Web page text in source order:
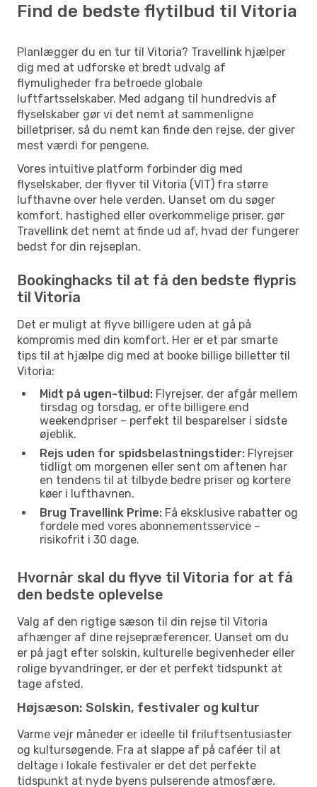
Find de bedste flytilbud til Vitoria
Planlægger du en tur til Vitoria? Travellink hjælper
dig med at udforske et bredt udvalg af
flymuligheder fra betroede globale
luftfartsselskaber. Med adgang til hundredvis af
flyselskaber gør vi det nemt at sammenligne
billetpriser, så du nemt kan finde den rejse, der giver
mest værdi for pengene.
Vores intuitive platform forbinder dig med
flyselskaber, der flyver til Vitoria (VIT) fra større
lufthavne over hele verden. Uanset om du søger
komfort, hastighed eller overkommelige priser, gør
Travellink det nemt at finde ud af, hvad der fungerer
bedst for din rejseplan.
Bookinghacks til at få den bedste flypris
til Vitoria
Det er muligt at flyve billigere uden at gå på
kompromis med din komfort. Her er et par smarte
tips til at hjælpe dig med at booke billige billetter til
Vitoria:
Midt på ugen-tilbud: Flyrejser, der afgår mellem
tirsdag og torsdag, er ofte billigere end
weekendpriser – perfekt til besparelser i sidste
øjeblik.
Rejs uden for spidsbelastningstider: Flyrejser
tidligt om morgenen eller sent om aftenen har
en tendens til at tilbyde bedre priser og kortere
køer i lufthavnen.
Brug Travellink Prime: Få eksklusive rabatter og
fordele med vores abonnementsservice –
risikofrit i 30 dage.
Hvornår skal du flyve til Vitoria for at få
den bedste oplevelse
Valg af den rigtige sæson til din rejse til Vitoria
afhænger af dine rejsepræferencer. Uanset om du
er på jagt efter solskin, kulturelle begivenheder eller
rolige byvandringer, er der et perfekt tidspunkt at
tage afsted.
Højsæson: Solskin, festivaler og kultur
Varme vejr måneder er ideelle til friluftsentusiaster
og kultursøgende. Fra at slappe af på caféer til at
deltage i lokale festivaler er det det perfekte
tidspunkt at nyde byens pulserende atmosfære.